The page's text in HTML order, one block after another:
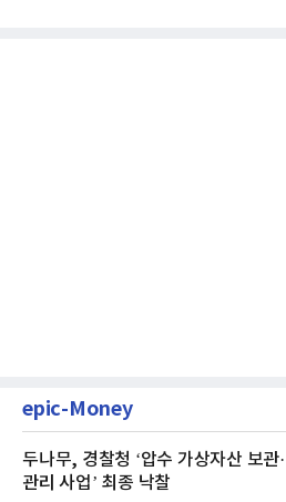
epic-Money
두나무, 경찰청 ‘압수 가상자산 보관·
관리 사업’ 최종 낙찰